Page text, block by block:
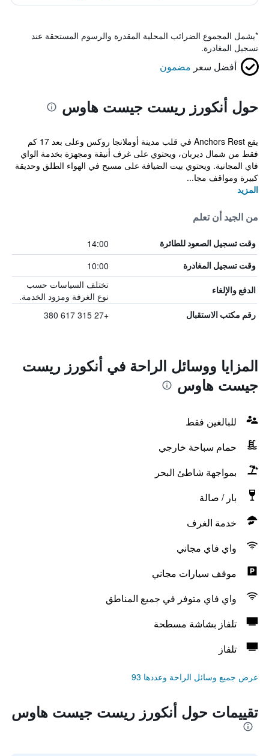
*يشمل المجموع الضرائب المحلية المقدرة والرسوم المستحقة عند
تسجيل المغادرة.
أفضل سعر مضمون
حول أنكورز ريست جيست هاوس
يقع Anchors Rest في قلب مدينة أوملانجا روكس وعلى بعد 17 كم
فقط من شمال ديربان، ويحتوي على غرف أنيقة ومجهزة بخدمة الواي
فاي المجانية. ويحتوي بيت الضيافة على مسبح في الهواء الطلق وحديقة
كبيرة ومواقف مجا...
المزيد
من الجيد أن تعلم
وقت تسجيل الصعود للطائرة 14:00
وقت تسجيل المغادرة 10:00
الدفع والإلغاء
تختلف السياسات حسب
نوع الغرفة ومزود الخدمة.
رقم مكتب الاستقبال +27 315 617 380
المزايا ووسائل الراحة في أنكورز ريست
جيست هاوس
للبالغين فقط
حمام سباحة خارجي
بمواجهة شاطئ البحر
بار / صالة
خدمة الغرف
واي فاي مجاني
موقف سيارات مجاني
واي فاي متوفر في جميع المناطق
تلفاز بشاشة مسطحة
تلفاز
عرض جميع وسائل الراحة وعددها 93
تقييمات حول أنكورز ريست جيست هاوس